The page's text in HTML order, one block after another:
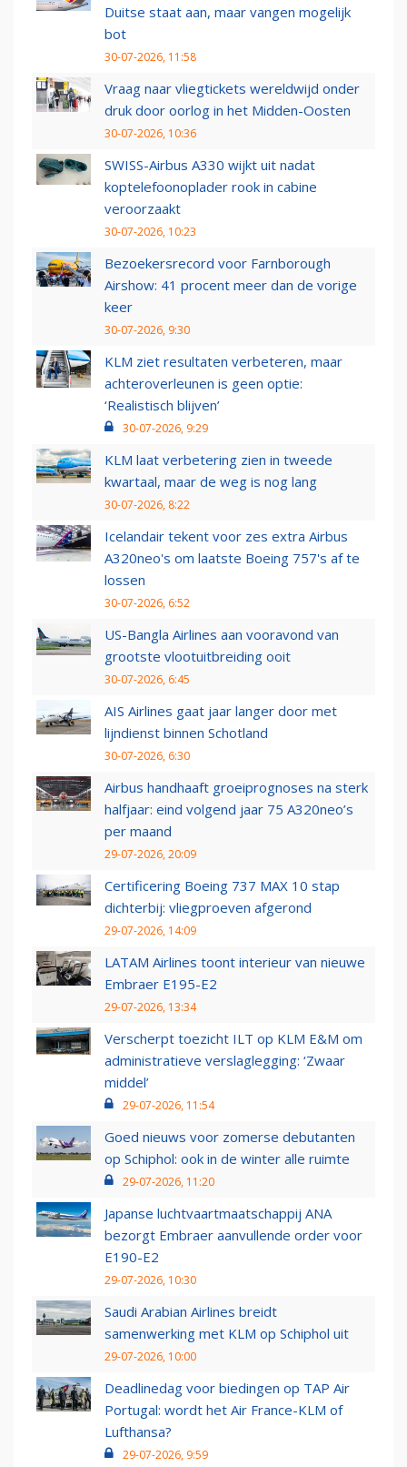
Duitse staat aan, maar vangen mogelijk
bot
30-07-2026, 11:58
Vraag naar vliegtickets wereldwijd onder
druk door oorlog in het Midden-Oosten
30-07-2026, 10:36
SWISS-Airbus A330 wijkt uit nadat
koptelefoonoplader rook in cabine
veroorzaakt
30-07-2026, 10:23
Bezoekersrecord voor Farnborough
Airshow: 41 procent meer dan de vorige
keer
30-07-2026, 9:30
KLM ziet resultaten verbeteren, maar
achteroverleunen is geen optie:
‘Realistisch blijven’
30-07-2026, 9:29
KLM laat verbetering zien in tweede
kwartaal, maar de weg is nog lang
30-07-2026, 8:22
Icelandair tekent voor zes extra Airbus
A320neo's om laatste Boeing 757's af te
lossen
30-07-2026, 6:52
US-Bangla Airlines aan vooravond van
grootste vlootuitbreiding ooit
30-07-2026, 6:45
AIS Airlines gaat jaar langer door met
lijndienst binnen Schotland
30-07-2026, 6:30
Airbus handhaaft groeiprognoses na sterk
halfjaar: eind volgend jaar 75 A320neo’s
per maand
29-07-2026, 20:09
Certificering Boeing 737 MAX 10 stap
dichterbij: vliegproeven afgerond
29-07-2026, 14:09
LATAM Airlines toont interieur van nieuwe
Embraer E195-E2
29-07-2026, 13:34
Verscherpt toezicht ILT op KLM E&M om
administratieve verslaglegging: ‘Zwaar
middel’
29-07-2026, 11:54
Goed nieuws voor zomerse debutanten
op Schiphol: ook in de winter alle ruimte
29-07-2026, 11:20
Japanse luchtvaartmaatschappij ANA
bezorgt Embraer aanvullende order voor
E190-E2
29-07-2026, 10:30
Saudi Arabian Airlines breidt
samenwerking met KLM op Schiphol uit
29-07-2026, 10:00
Deadlinedag voor biedingen op TAP Air
Portugal: wordt het Air France-KLM of
Lufthansa?
29-07-2026, 9:59